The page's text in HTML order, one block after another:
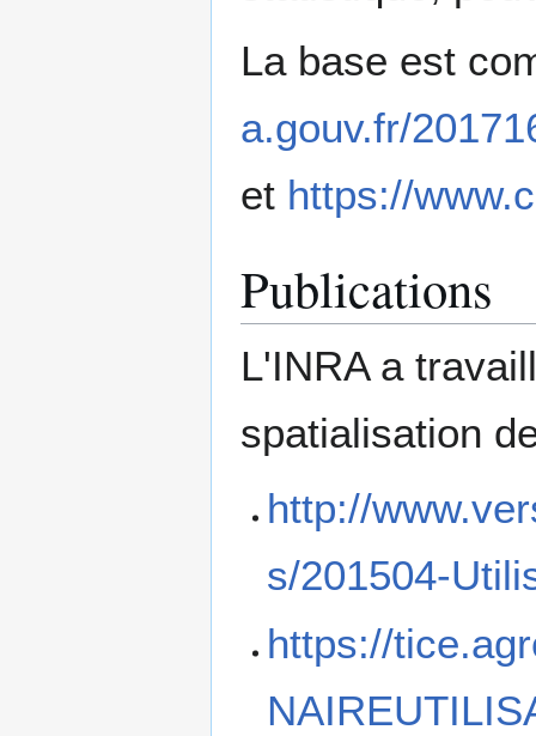
La base est
a.gouv.fr/
et https://
Publications
L'INRA a
spatialisation
http://
s/201504-
https://